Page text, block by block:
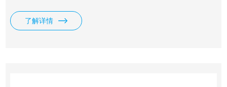
夹住的试样的自由端，当试样到一定弯曲角时的抗力即为变曲
挺度，其单位为mN；或抗力与试验长度的积，单位为
了解详情